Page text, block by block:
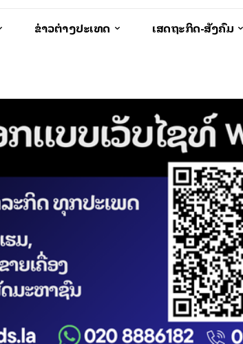
ຂ່າວຕ່າງປະເທດ ເສດຖະກິດ-ສັງຄົມ